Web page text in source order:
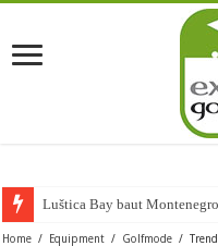
Luštica Bay baut Montenegros
Home / Equipment / Golfmode /